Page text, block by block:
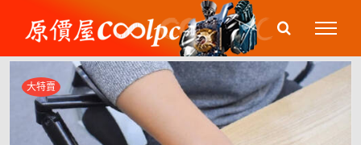
content
大特賣